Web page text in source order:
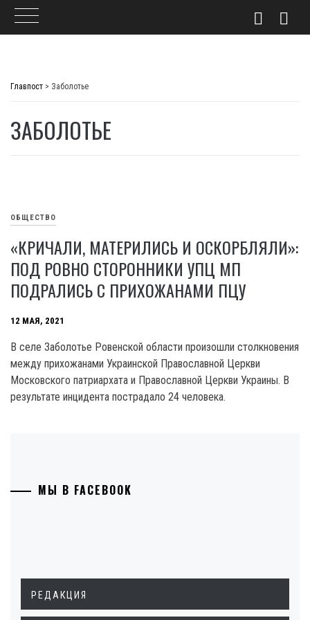
Главпост > Заболотье
ЗАБОЛОТЬЕ
ОБЩЕСТВО
«КРИЧАЛИ, МАТЕРИЛИСЬ И ОСКОРБЛЯЛИ»:
ПОД РОВНО СТОРОННИКИ УПЦ МП
ПОДРАЛИСЬ С ПРИХОЖАНАМИ ПЦУ
12 МАЯ, 2021
В селе Заболотье Ровенской области произошли столкновения
между прихожанами Украинской Православной Церкви
Московского патриархата и Православной Церкви Украины. В
результате инцидента пострадало 24 человека.
МЫ В FACEBOOK
РЕДАКЦИЯ